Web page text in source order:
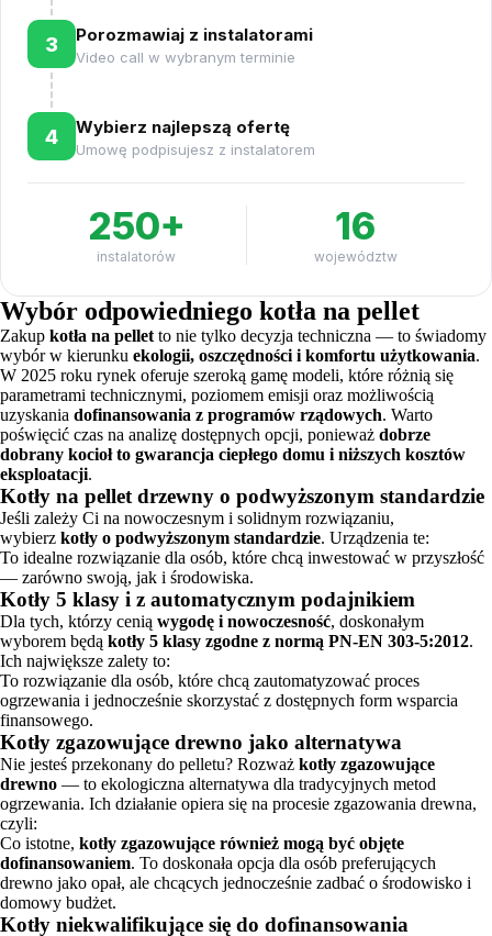
3 Porozmawiaj z instalatorami
Video call w wybranym terminie
4 Wybierz najlepszą ofertę
Umowę podpisujesz z instalatorem
250+
instalatorów
16
województw
Wybór odpowiedniego kotła na pellet
Zakup kotła na pellet to nie tylko decyzja techniczna — to świadomy
wybór w kierunku ekologii, oszczędności i komfortu użytkowania.
W 2025 roku rynek oferuje szeroką gamę modeli, które różnią się
parametrami technicznymi, poziomem emisji oraz możliwością
uzyskania dofinansowania z programów rządowych. Warto
poświęcić czas na analizę dostępnych opcji, ponieważ dobrze
dobrany kocioł to gwarancja ciepłego domu i niższych kosztów
eksploatacji.
Kotły na pellet drzewny o podwyższonym standardzie
Jeśli zależy Ci na nowoczesnym i solidnym rozwiązaniu,
wybierz kotły o podwyższonym standardzie. Urządzenia te:
To idealne rozwiązanie dla osób, które chcą inwestować w przyszłość
— zarówno swoją, jak i środowiska.
Kotły 5 klasy i z automatycznym podajnikiem
Dla tych, którzy cenią wygodę i nowoczesność, doskonałym
wyborem będą kotły 5 klasy zgodne z normą PN-EN 303-5:2012.
Ich największe zalety to:
To rozwiązanie dla osób, które chcą zautomatyzować proces
ogrzewania i jednocześnie skorzystać z dostępnych form wsparcia
finansowego.
Kotły zgazowujące drewno jako alternatywa
Nie jesteś przekonany do pelletu? Rozważ kotły zgazowujące
drewno — to ekologiczna alternatywa dla tradycyjnych metod
ogrzewania. Ich działanie opiera się na procesie zgazowania drewna,
czyli:
Co istotne, kotły zgazowujące również mogą być objęte
dofinansowaniem. To doskonała opcja dla osób preferujących
drewno jako opał, ale chcących jednocześnie zadbać o środowisko i
domowy budżet.
Kotły niekwalifikujące się do dofinansowania